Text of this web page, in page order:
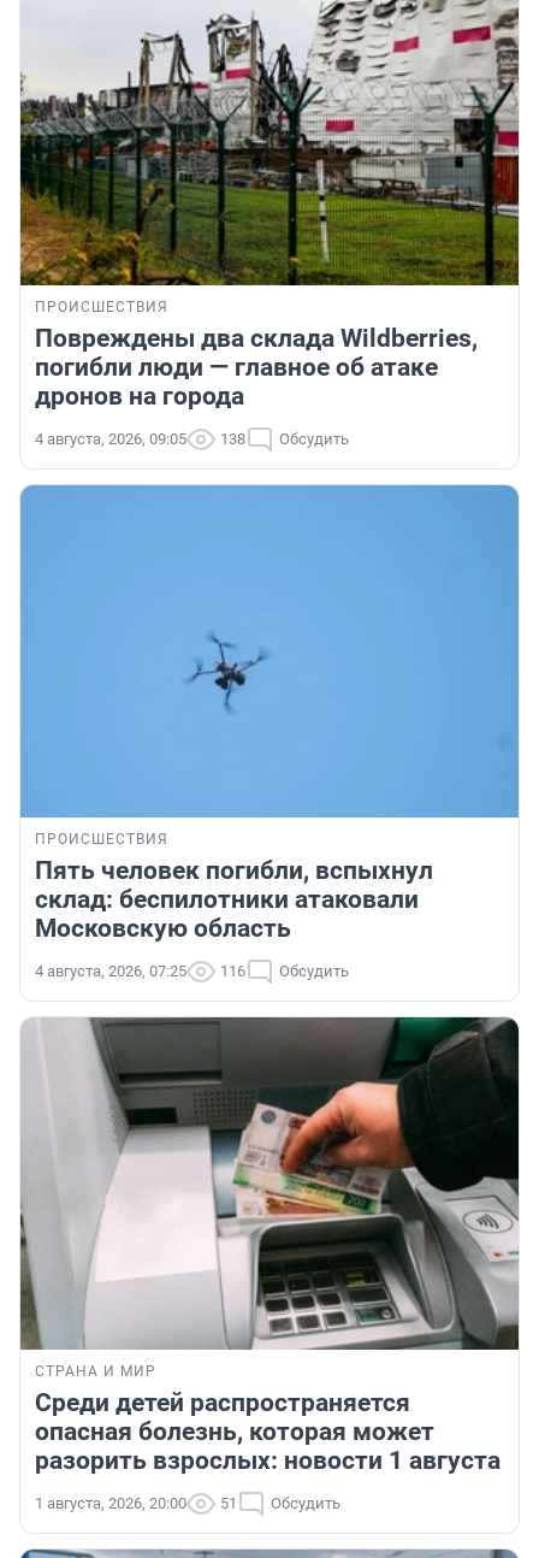
ПРОИСШЕСТВИЯ
Повреждены два склада Wildberries,
погибли люди — главное об атаке
дронов на города
4 августа, 2026, 09:05 138 Обсудить
ПРОИСШЕСТВИЯ
Пять человек погибли, вспыхнул
склад: беспилотники атаковали
Московскую область
4 августа, 2026, 07:25 116 Обсудить
СТРАНА И МИР
Среди детей распространяется
опасная болезнь, которая может
разорить взрослых: новости 1 августа
1 августа, 2026, 20:00 51 Обсудить